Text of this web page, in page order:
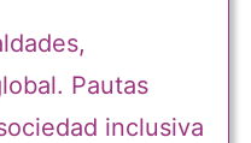
Pautas
inclusiva